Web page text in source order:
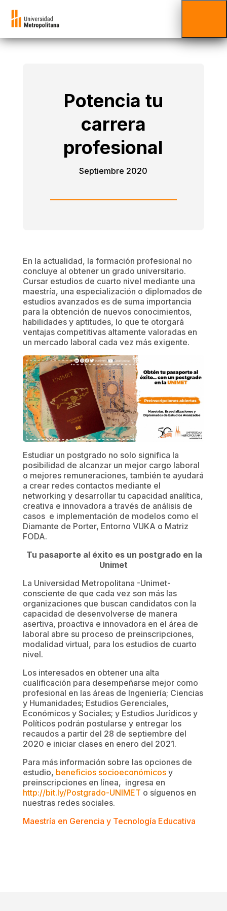
Potencia tu
carrera
profesional
Septiembre 2020
En la actualidad, la formación profesional no
concluye al obtener un grado universitario.
Cursar estudios de cuarto nivel mediante una
maestría, una especialización o diplomados de
estudios avanzados es de suma importancia
para la obtención de nuevos conocimientos,
habilidades y aptitudes, lo que te otorgará
ventajas competitivas altamente valoradas en
un mercado laboral cada vez más exigente.
Estudiar un postgrado no solo significa la
posibilidad de alcanzar un mejor cargo laboral
o mejores remuneraciones, también te ayudará
a crear redes contactos mediante el
networking y desarrollar tu capacidad analítica,
creativa e innovadora a través de análisis de
casos e implementación de modelos como el
Diamante de Porter, Entorno VUKA o Matriz
FODA.
Tu pasaporte al éxito es un postgrado en la
Unimet
La Universidad Metropolitana -Unimet-
consciente de que cada vez son más las
organizaciones que buscan candidatos con la
capacidad de desenvolverse de manera
asertiva, proactiva e innovadora en el área de
laboral abre su proceso de preinscripciones,
modalidad virtual, para los estudios de cuarto
nivel.
Los interesados en obtener una alta
cualificación para desempeñarse mejor como
profesional en las áreas de Ingeniería; Ciencias
y Humanidades; Estudios Gerenciales,
Económicos y Sociales; y Estudios Jurídicos y
Políticos podrán postularse y entregar los
recaudos a partir del 28 de septiembre del
2020 e iniciar clases en enero del 2021.
Para más información sobre las opciones de
estudio, beneficios socioeconómicosy
preinscripciones en línea, ingresa en
http://bit.ly/Postgrado-UNIMET o síguenos en
nuestras redes sociales.
Maestría en Gerencia y Tecnología Educativa